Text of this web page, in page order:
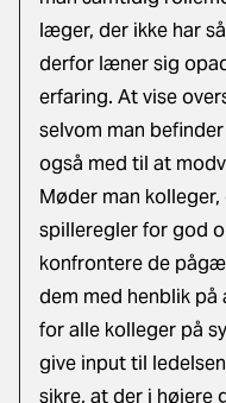
læger, der ikke har
derfor læner sig
erfaring. At vise
selvom man
også med til at
Møder man
spilleregler for god
konfrontere de
dem med henblik
for alle kolleger på
give input til
sikre, at der i højere